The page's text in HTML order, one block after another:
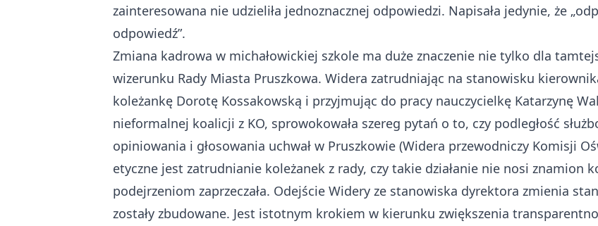
zainteresowana nie udzieliła jednoznacznej odpowiedzi. Napisała jedynie, że
odpowiedź”.
Zmiana kadrowa w michałowickiej szkole ma duże znaczenie nie tylko dla
wizerunku Rady Miasta Pruszkowa. Widera zatrudniając na stanowisku
koleżankę Dorotę Kossakowską i przyjmując do pracy nauczycielkę Katarzynę
nieformalnej koalicji z KO, sprowokowała szereg pytań o to, czy podległość
opiniowania i głosowania uchwał w Pruszkowie (Widera przewodniczy Komisji
etyczne jest zatrudnianie koleżanek z rady, czy takie działanie nie nosi znamion
podejrzeniom zaprzeczała. Odejście Widery ze stanowiska dyrektora zmienia
zostały zbudowane. Jest istotnym krokiem w kierunku zwiększenia